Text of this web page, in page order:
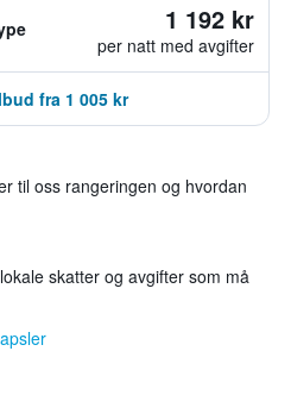
1 192 kr
per natt med avgifter
fra 1 005 kr
til oss rangeringen og hvordan
skatter og avgifter som må